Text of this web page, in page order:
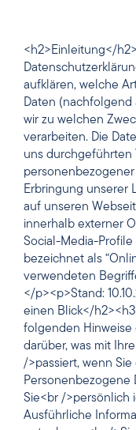
<h2>Einleitung</
aufklären, welche
Daten (nachfolgend
wir zu welchen
verarbeiten. Die
uns durchgeführten
Erbringung unserer
auf unseren
innerhalb externer
Social-Media-
bezeichnet als
verwendeten
</p><p>Stand:
einen Blick</
folgenden
darüber, was mit
/>passiert, wenn
Personenbezogene
Sie<br />persönlich
Ausführliche